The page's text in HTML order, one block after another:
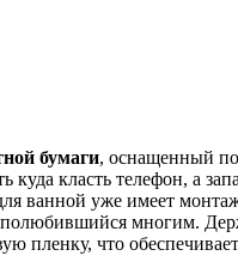
бумаги, оснащенный
класть телефон, а
ванной уже имеет
многим.
пленку, что